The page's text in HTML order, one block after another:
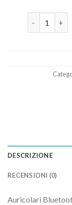
auricolari a
DESCRIZIONE
RECENSIONI (0)
Auricolari